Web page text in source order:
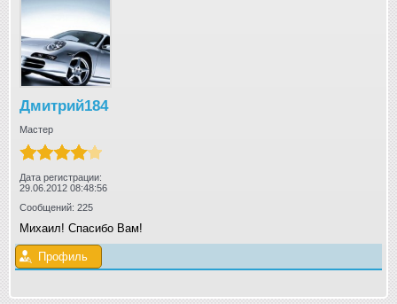
Дмитрий184
Мастер
Дата регистрации:
29.06.2012 08:48:56
Сообщений: 225
Михаил! Спасибо Вам!
Профиль